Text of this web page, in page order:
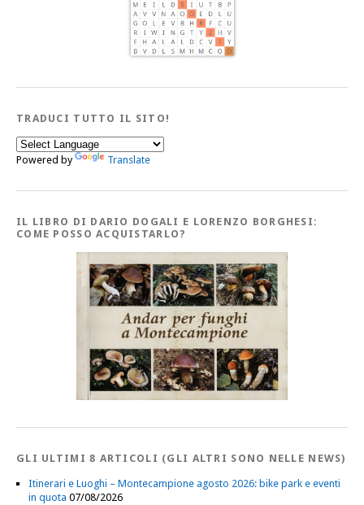
TRADUCI TUTTO IL SITO!
Powered by Translate
IL LIBRO DI DARIO DOGALI E LORENZO BORGHESI:
COME POSSO ACQUISTARLO?
GLI ULTIMI 8 ARTICOLI (GLI ALTRI SONO NELLE NEWS)
Itinerari e Luoghi – Montecampione agosto 2026: bike park e eventi
in quota 07/08/2026